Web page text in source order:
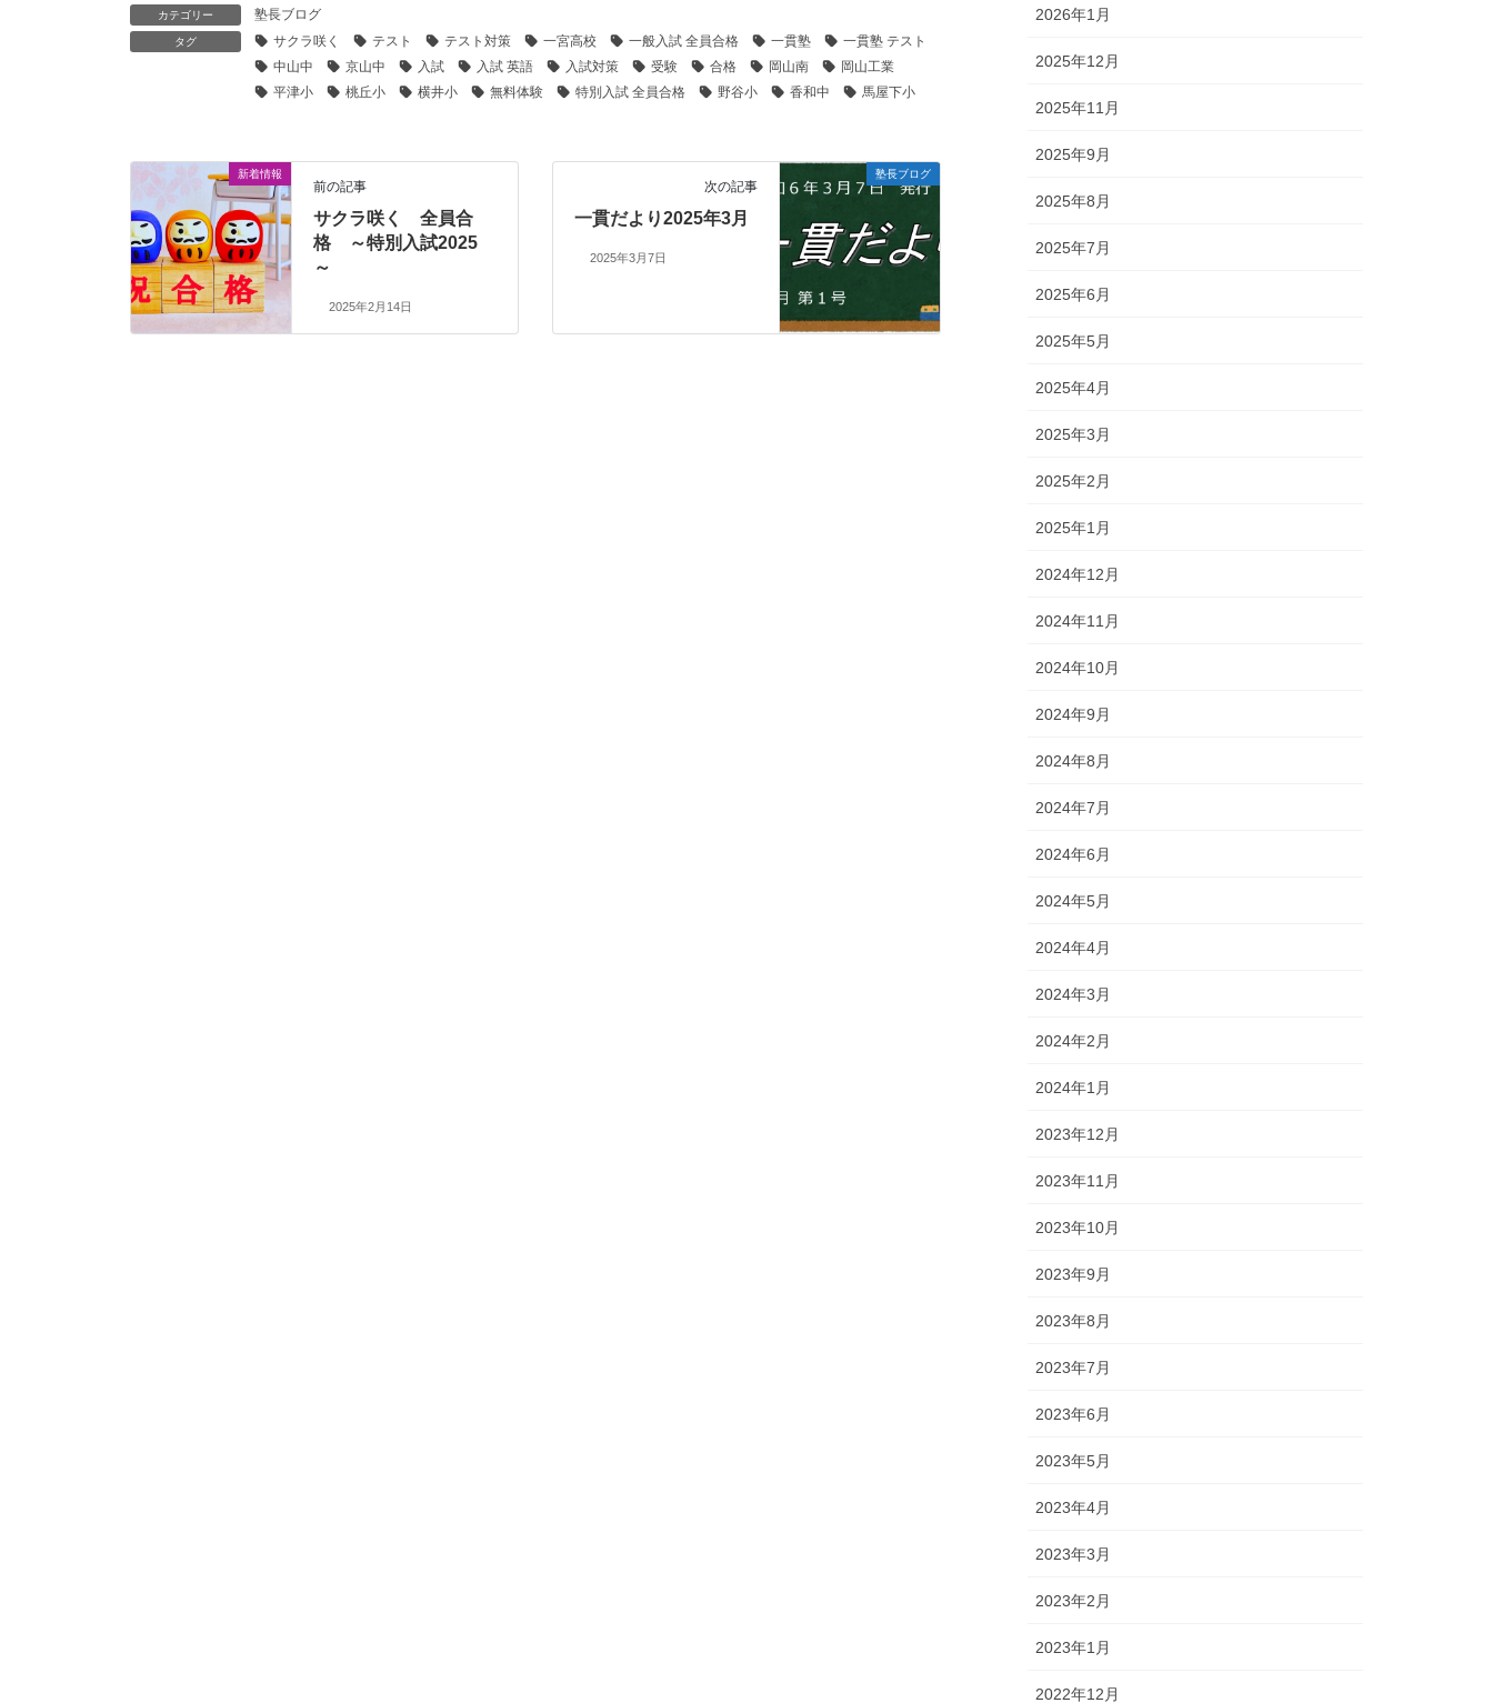
カテゴリー 塾長ブログ
タグ サクラ咲く テスト テスト対策 一宮高校 一般入試 全員合格 一貫塾
一貫塾 テスト
中山中
京山中 入試 入試 英語 入試対策 受験 合格 岡山南
岡山工業
平津小
桃丘小 横井小 無料体験 特別入試 全員合格 野谷小 香和中 馬屋下小
新着情報
前の記事
サクラ咲く 全員合
格 ～特別入試2025
～
2025年2月14日
塾長ブログ
次の記事
一貫だより2025年3月
2025年3月7日
2026年1月
2025年12月
2025年11月
2025年9月
2025年8月
2025年7月
2025年6月
2025年5月
2025年4月
2025年3月
2025年2月
2025年1月
2024年12月
2024年11月
2024年10月
2024年9月
2024年8月
2024年7月
2024年6月
2024年5月
2024年4月
2024年3月
2024年2月
2024年1月
2023年12月
2023年11月
2023年10月
2023年9月
2023年8月
2023年7月
2023年6月
2023年5月
2023年4月
2023年3月
2023年2月
2023年1月
2022年12月